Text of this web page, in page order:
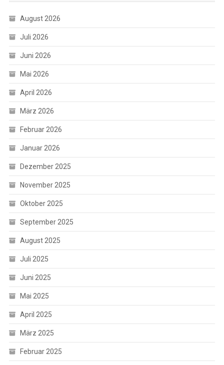
August 2026
Juli 2026
Juni 2026
Mai 2026
April 2026
März 2026
Februar 2026
Januar 2026
Dezember 2025
November 2025
Oktober 2025
September 2025
August 2025
Juli 2025
Juni 2025
Mai 2025
April 2025
März 2025
Februar 2025